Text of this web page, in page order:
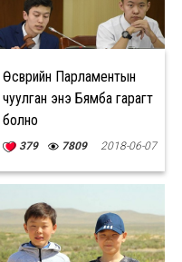
Өсвөрийн Парламентын
чуулган энэ Бямба гарагт
болно
379 7809 2018-06-07